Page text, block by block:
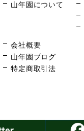
山年園について
会社概要
山年園ブログ
特定商取引法